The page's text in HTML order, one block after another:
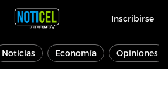
Inscribirse
Noticias Economía Opiniones